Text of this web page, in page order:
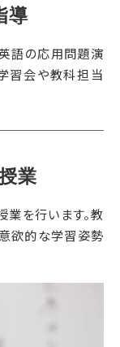
導
語の応用問題演
習会や教科担当
業
業を行います。教
欲的な学習姿勢